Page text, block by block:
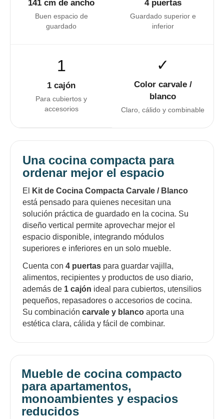
141 cm de ancho
Buen espacio de
guardado
4 puertas
Guardado superior e
inferior
1
1 cajón
Para cubiertos y
accesorios
✓
Color carvale /
blanco
Claro, cálido y combinable
Una cocina compacta para
ordenar mejor el espacio
El
Kit de Cocina Compacta Carvale / Blanco
está pensado para quienes necesitan una
solución práctica de guardado en la cocina. Su
diseño vertical permite aprovechar mejor el
espacio disponible, integrando módulos
superiores e inferiores en un solo mueble.
Cuenta con 4 puertas para guardar vajilla,
alimentos, recipientes y productos de uso diario,
además de 1 cajón ideal para cubiertos, utensilios
pequeños, repasadores o accesorios de cocina.
Su combinación carvale y blanco aporta una
estética clara, cálida y fácil de combinar.
Mueble de cocina compacto
para apartamentos,
monoambientes y espacios
reducidos